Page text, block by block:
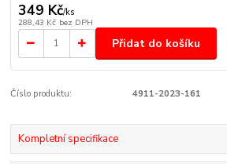
349 Kč/ks
288,43 Kč bez DPH
Přidat do košíku
Číslo produktu: 4911-2023-161
Kompletní specifikace